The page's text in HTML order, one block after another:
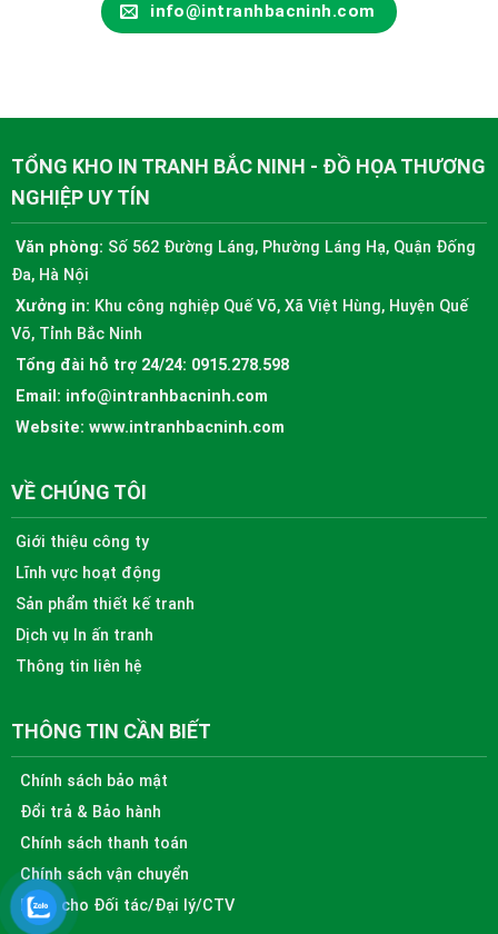
info@intranhbacninh.com
TỔNG KHO IN TRANH BẮC NINH - ĐỒ HỌA THƯƠNG
NGHIỆP UY TÍN
Văn phòng: Số 562 Đường Láng, Phường Láng Hạ, Quận Đống
Đa, Hà Nội
Xưởng in: Khu công nghiệp Quế Võ, Xã Việt Hùng, Huyện Quế
Võ, Tỉnh Bắc Ninh
Tổng đài hỗ trợ 24/24: 0915.278.598
Email: info@intranhbacninh.com
Website: www.intranhbacninh.com
VỀ CHÚNG TÔI
Giới thiệu công ty
Lĩnh vực hoạt động
Sản phẩm thiết kế tranh
Dịch vụ In ấn tranh
Thông tin liên hệ
THÔNG TIN CẦN BIẾT
Chính sách bảo mật
Đổi trả & Bảo hành
Chính sách thanh toán
Chính sách vận chuyển
Dành cho Đối tác/Đại lý/CTV